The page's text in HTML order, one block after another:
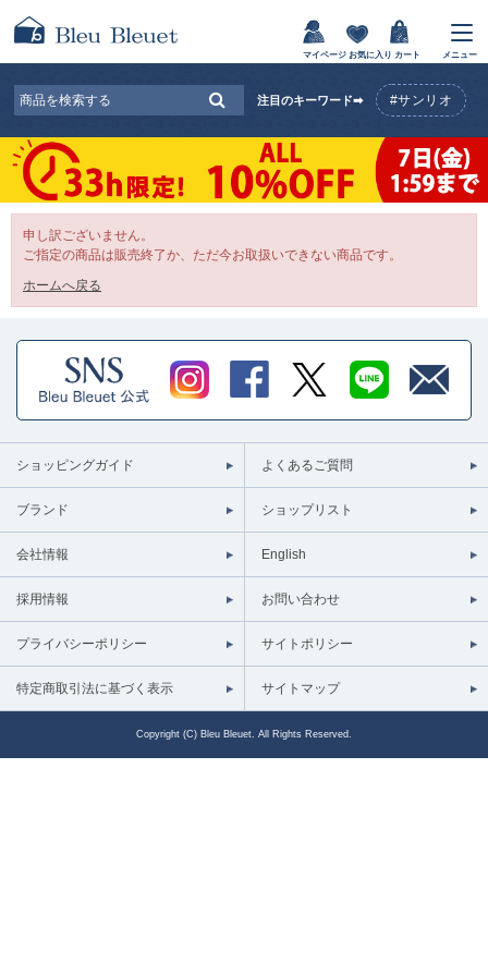
マイページ お気に入り カート メニュー
注目のキーワード➡ #サンリオ
申し訳ございません。
ご指定の商品は販売終了か、ただ今お取扱いできない商品です。
ホームへ戻る
ショッピングガイド よくあるご質問
ブランド ショップリスト
会社情報 English
採用情報 お問い合わせ
プライバシーポリシー サイトポリシー
特定商取引法に基づく表示 サイトマップ
Copyright (C) Bleu Bleuet. All Rights Reserved.